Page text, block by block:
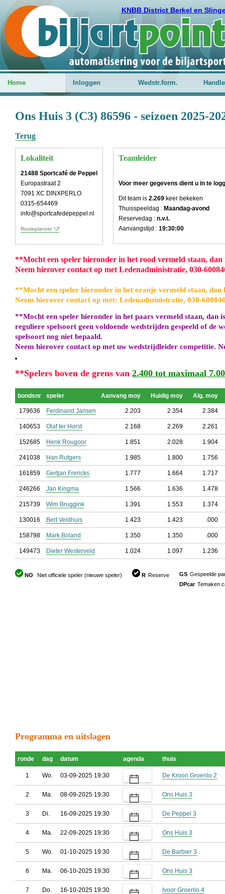
KNBB District Berkel en
Home Inloggen Wedstr.form.
Ons Huis 3 (C3) 86596 - seizoen 2025-
Terug
Lokaliteit
21488 Sportcafé de Peppel
Europastraat 2
7091 XC DINXPERLO
0315-654469
info@sportcafedepeppel.nl
Routeplanner
Teamleider
Voor meer gegevens dient u in te
Dit team is 2.269 keer bekeken
Thuisspeeldag : Maandag-avond
Reservedag : n.v.t.
Aanvangstijd : 19:30:00
**Mocht een speler hieronder in het rood vermeld staan, dan
Neem hierover contact op met Ledenadministratie, 030-
**Mocht een speler hieronder in het oranje vermeld staan, dan
Neem hierover contact op met: Ledenadministratie, 030-
**Mocht een speler hieronder in het paars vermeld staan, dan
reguliere spelsoort geen voldoende wedstrijden gespeeld of
spelsoort nog niet bepaald.
Neem hierover contact op met uw wedstrijdleider competitie.
**Spelers boven de grens van 2.400 tot maximaal 7.00
bondsnr speler Aanvang moy Huidig moy Alg. moy
179636 Ferdinand Jansen 2.203 2.354 2.384
140653 Olaf ter Horst 2.168 2.269 2.261
152685 Henk Rougoor 1.851 2.028 1.904
241038 Han Rutgers 1.985 1.800 1.756
161859 Gertjan Frericks 1.777 1.664 1.717
246266 Jan Kingma 1.566 1.636 1.478
215739 Wim Bruggink 1.391 1.553 1.374
130016 Bert Veldhuis 1.423 1.423 .000
158798 Mark Boland 1.350 1.350 .000
149473 Dieter Westerveld 1.024 1.097 1.236
NO Niet officiele speler (nieuwe speler) R Reserve GS Gespeelde
DPcar Temaken
Programma en uitslagen
ronde dag datum agenda thuis
1 Wo. 03-09-2025 19:30 De Kroon Groenlo 2
2 Ma. 08-09-2025 19:30 Ons Huis 3
3 Di. 16-09-2025 19:30 De Peppel 3
4 Ma. 22-09-2025 19:30 Ons Huis 3
5 Wo. 01-10-2025 19:30 De Barbier 3
6 Ma. 06-10-2025 19:30 Ons Huis 3
7 Do. 16-10-2025 19:30 Ivoor Groenlo 4